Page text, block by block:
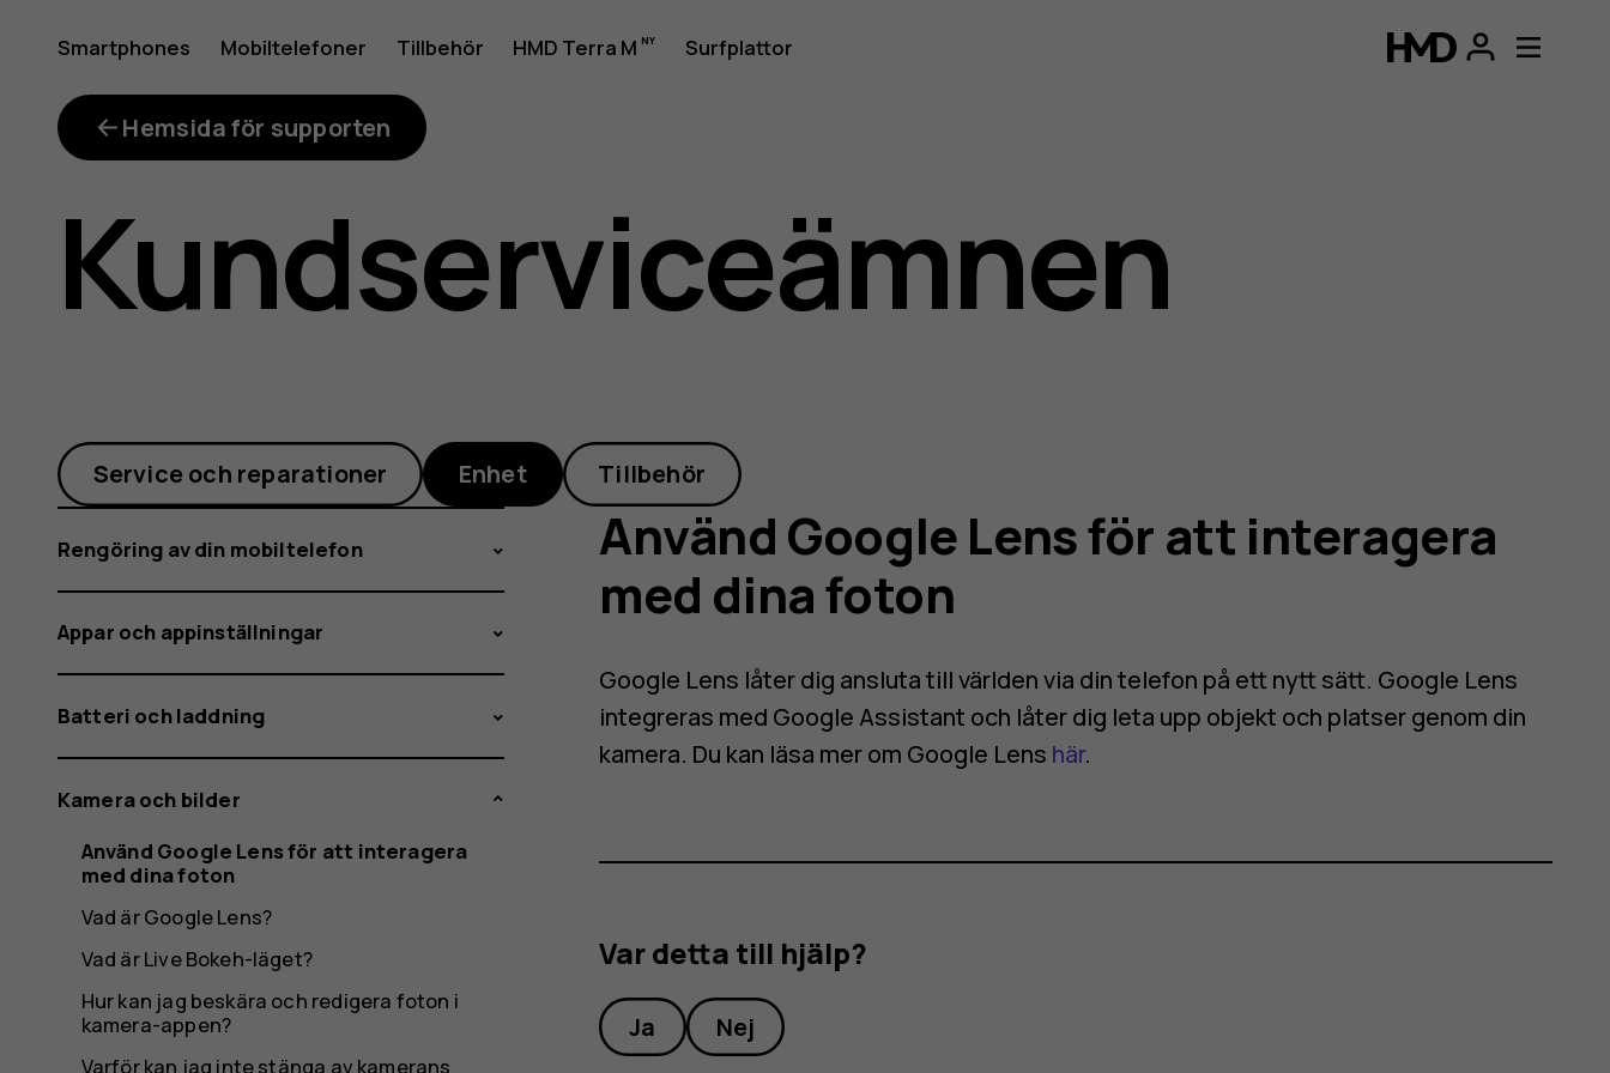
Använd
Google
Lens
för
att
interagera
med
dina
Smartphones Mobiltelefoner Tillbehör HMD Terra M Surfplattor
Mitt konto
Hemsida för supporten
Kundserviceämnen
Service och reparationer Enhet Tillbehör
Rengöring av din mobiltelefon
Appar och appinställningar
Batteri och laddning
Kamera och bilder
Använd Google Lens för att interagera
med dina foton
Vad är Google Lens?
Vad är Live Bokeh-läget?
Hur kan jag beskära och redigera foton i
kamera-appen?
Varför kan jag inte stänga av kamerans
Använd Google Lens för att interagera
med dina foton
Google Lens låter dig ansluta till världen via din telefon på ett nytt sätt. Google Lens
integreras med Google Assistant och låter dig leta upp objekt och platser genom din
kamera. Du kan läsa mer om Google Lens här.
Var detta till hjälp?
Ja Nej